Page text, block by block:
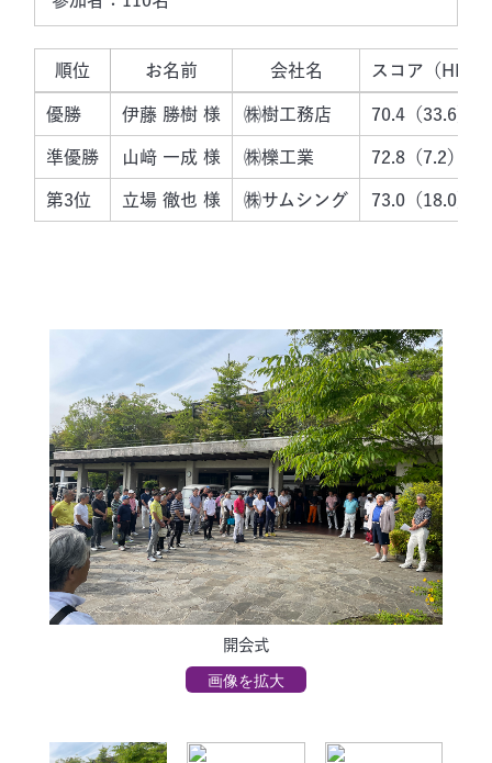
順位 お名前 会社名 スコア（
優勝 伊藤 勝樹 様 ㈱樹工務店 70.4（33.6）
準優勝 山﨑 一成 様 ㈱櫟工業 72.8（7.2）
第3位 立場 徹也 様 ㈱サムシング 73.0（18.0）
開会式
画像を拡大